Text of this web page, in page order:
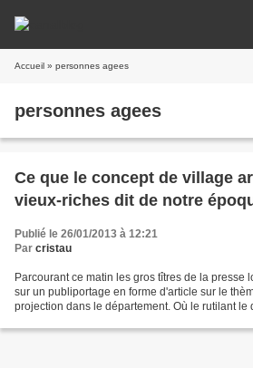
Accueil » personnes agees
personnes agees
Ce que le concept de village
vieux-riches dit de notre
Publié le 26/01/2013 à 12:21
Par cristau
Parcourant ce matin les gros tîtres de la presse
sur un publiportage en forme d'article sur le
projection dans le département. Où le rutilant le